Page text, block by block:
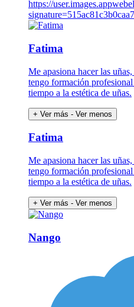
Fatima
Me apasiona hacer las
tengo formación
tiempo a la estética de uñas.
+ Ver más - Ver menos
Fatima
Me apasiona hacer las
tengo formación
tiempo a la estética de uñas.
+ Ver más - Ver menos
Nango